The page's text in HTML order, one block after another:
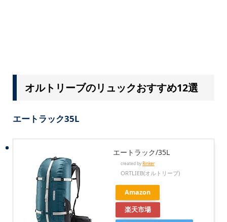
オルトリーブのリュックおすすめ12選
エートラック35L
エートラック/35L
created by Rinker
ORTLIEB(オルトリーブ)
Amazon
楽天市場